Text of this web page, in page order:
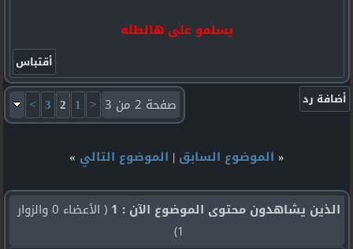
يسلمو على هالطله
صفحة 2 من 3
الموضوع السابق| الموضوع التالي»
الذين يشاهدون محتوى الموضوع الآن : 1
( الأعضاء 0 والزوار